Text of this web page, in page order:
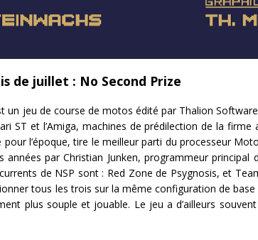
de juillet : No Second Prize
un jeu de course de motos édité par Thalion
ST et l’Amiga, machines de prédilection de la
l’époque, tire le meilleur parti du processeur
années par Christian Junken, programmeur principal
de NSP sont : Red Zone de Psygnosis, et
tous les trois sur la même configuration de base
plus souple et jouable. Le jeu a d’ailleurs